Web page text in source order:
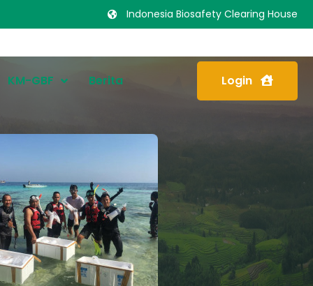
Indonesia Biosafety Clearing House
KM-GBF Berita Login